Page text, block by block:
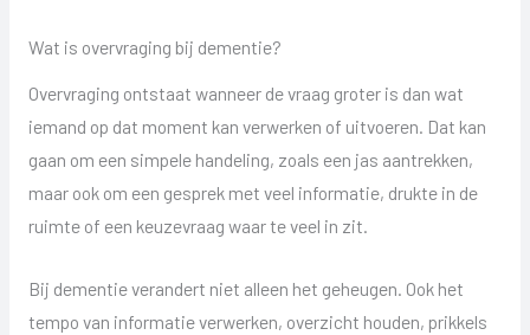
Wat is overvraging bij dementie?
Overvraging ontstaat wanneer de vraag groter is dan wat
iemand op dat moment kan verwerken of uitvoeren. Dat kan
gaan om een simpele handeling, zoals een jas aantrekken,
maar ook om een gesprek met veel informatie, drukte in de
ruimte of een keuzevraag waar te veel in zit.
Bij dementie verandert niet alleen het geheugen. Ook het
tempo van informatie verwerken, overzicht houden, prikkels